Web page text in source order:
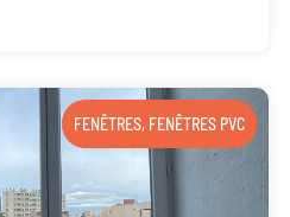
FENÊTRES, FENÊTRES PVC